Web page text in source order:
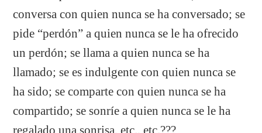
conversa con quien nunca se ha conversado; se
pide “perdón” a quien nunca se le ha ofrecido
un perdón; se llama a quien nunca se ha
llamado; se es indulgente con quien nunca se
ha sido; se comparte con quien nunca se ha
compartido; se sonríe a quien nunca se le ha
regalado una sonrisa, etc., etc.???